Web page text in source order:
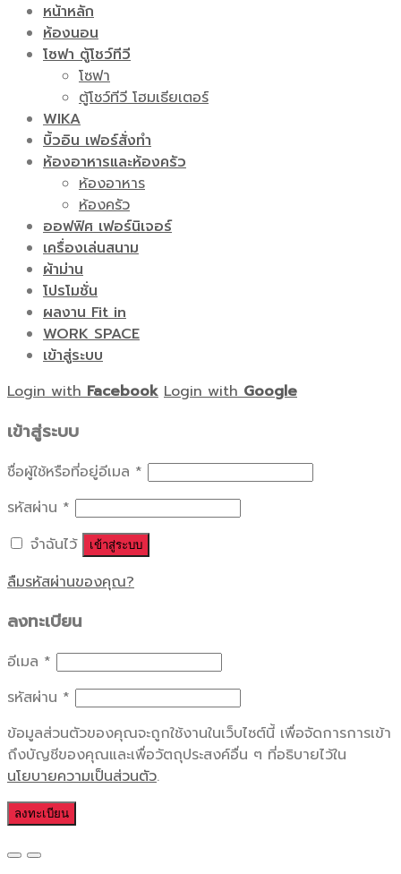
หน้าหลัก
ห้องนอน
โซฟา ตู้โชว์ทีวี
โซฟา
ตู้โชว์ทีวี โฮมเธียเตอร์
WIKA
บิ้วอิน เฟอร์สั่งทำ
ห้องอาหารและห้องครัว
ห้องอาหาร
ห้องครัว
ออฟฟิศ เฟอร์นิเจอร์
เครื่องเล่นสนาม
ผ้าม่าน
โปรโมชั่น
ผลงาน Fit in
WORK SPACE
เข้าสู่ระบบ
Login withFacebook Login withGoogle
เข้าสู่ระบบ
ชื่อผู้ใช้หรือที่อยู่อีเมล *
รหัสผ่าน *
จำฉันไว้
เข้าสู่ระบบ
ลืมรหัสผ่านของคุณ?
ลงทะเบียน
อีเมล *
รหัสผ่าน *
ข้อมูลส่วนตัวของคุณจะถูกใช้งานในเว็บไซต์นี้ เพื่อจัดการการเข้า
ถึงบัญชีของคุณและเพื่อวัตถุประสงค์อื่น ๆ ที่อธิบายไว้ใน
นโยบายความเป็นส่วนตัว.
ลงทะเบียน